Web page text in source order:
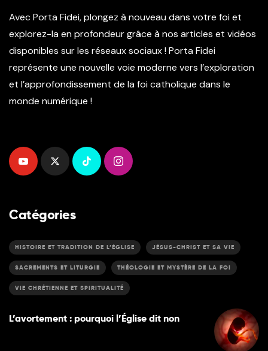
Avec Porta Fidei, plongez à nouveau dans votre foi et
explorez-la en profondeur grâce à nos articles et vidéos
disponibles sur les réseaux sociaux ! Porta Fidei
représente une nouvelle voie moderne vers l’exploration
et l’approfondissement de la foi catholique dans le
monde numérique !
Catégories
HISTOIRE ET TRADITION DE L’ÉGLISE JÉSUS-CHRIST ET SA VIE
SACREMENTS ET LITURGIE THÉOLOGIE ET MYSTÈRE DE LA FOI
VIE CHRÉTIENNE ET SPIRITUALITÉ
L’avortement : pourquoi l’Église dit non